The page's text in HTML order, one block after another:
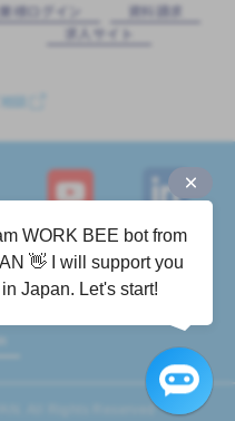
様ログイン
資料請求
求⼈サイト
談
All Rights Reserved
WORK BEE bot from
👋 I will support you
Japan. Let's start!